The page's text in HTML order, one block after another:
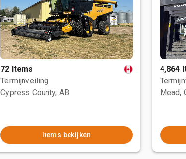
72 Items
Termijnveiling
Cypress County, AB
Items bekijken
4,864
Mead,